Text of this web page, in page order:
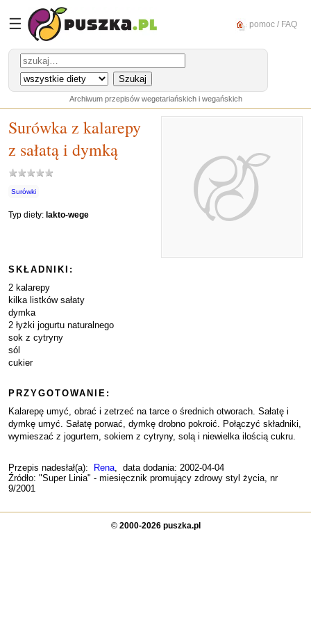
☰ pomoc / FAQ
Archiwum przepisów wegetariańskich i wegańskich
Surówka z kalarepy
z sałatą i dymką
Surówki
Typ diety: lakto-wege
SKŁADNIKI:
2 kalarepy
kilka listków sałaty
dymka
2 łyżki jogurtu naturalnego
sok z cytryny
sól
cukier
PRZYGOTOWANIE:
Kalarepę umyć, obrać i zetrzeć na tarce o średnich otworach. Sałatę i
dymkę umyć. Sałatę porwać, dymkę drobno pokroić. Połączyć składniki,
wymieszać z jogurtem, sokiem z cytryny, solą i niewielka ilością cukru.
Przepis nadesłał(a): Rena, data dodania: 2002-04-04
Źródło: "Super Linia" - miesięcznik promujący zdrowy styl życia, nr
9/2001
© 2000-2026 puszka.pl